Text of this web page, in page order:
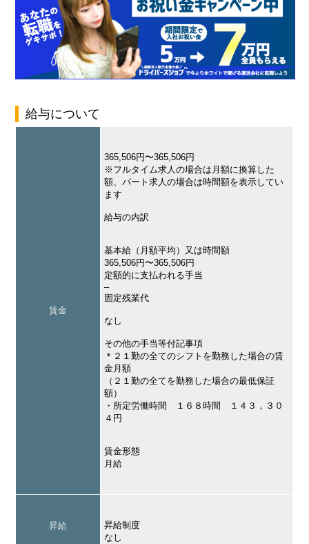
給与について
賃金
365,506円〜365,506円
※フルタイム求人の場合は月額に換算した
額、パート求人の場合は時間額を表示してい
ます
給与の内訳
基本給（月額平均）又は時間額
365,506円〜365,506円
定額的に支払われる手当
–
固定残業代
なし
その他の手当等付記事項
＊２１勤の全てのシフトを勤務した場合の賃
金月額
（２１勤の全てを勤務した場合の最低保証
額）
・所定労働時間 １６８時間 １４３，３０
４円
賃金形態
月給
昇給
昇給制度
なし